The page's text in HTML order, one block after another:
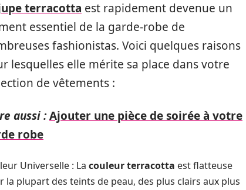
terracotta est rapidement devenue un
essentiel de la garde-robe de
fashionistas. Voici quelques raisons
lesquelles elle mérite sa place dans votre
de vêtements :
aussi :Ajouter une pièce de soirée à votre
robe
Universelle : La couleur terracotta est flatteuse
la plupart des teints de peau, des plus clairs aux plus